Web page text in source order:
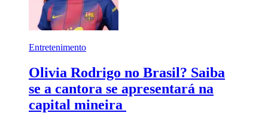
Entretenimento
Olivia Rodrigo no Brasil? Saiba
se a cantora se apresentará na
capital mineira